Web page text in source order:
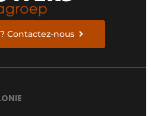
Contactez-nous